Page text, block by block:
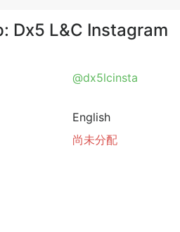
Dx5 L&C Instagram
@dx5lcinsta
English
尚未分配